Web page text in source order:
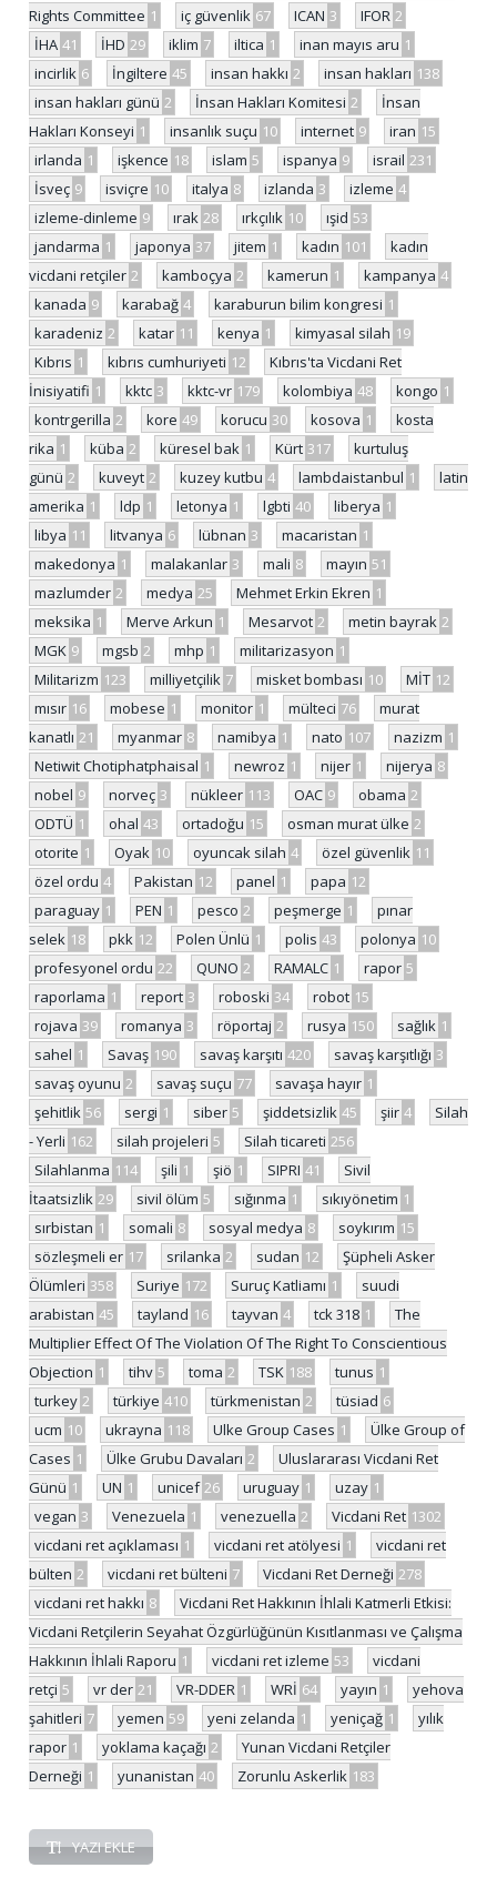
Rights Committee 1 iç güvenlik 67 ICAN 3 IFOR 2
İHA 41 İHD 29 iklim 7 iltica 1 inan mayıs aru 1
incirlik 6 İngiltere 45 insan hakkı 2 insan hakları 138
insan hakları günü 2 İnsan Hakları Komitesi 2
İnsan
Hakları Konseyi 1 insanlık suçu 10 internet 9 iran 15
irlanda 1 işkence 18 islam 5 ispanya 9 israil 231
İsveç 9 isviçre 10 italya 8 izlanda 3 izleme 4
izleme-dinleme 9 ırak 28 ırkçılık 10 ışid 53
jandarma 1 japonya 37 jitem 1 kadın 101
kadın
vicdani retçiler 2 kamboçya 2 kamerun 1 kampanya 4
kanada 9 karabağ 4 karaburun bilim kongresi 1
karadeniz 2 katar 11 kenya 1 kimyasal silah 19
Kıbrıs 1 kıbrıs cumhuriyeti 12
Kıbrıs'ta Vicdani Ret
İnisiyatifi 1 kktc 3 kktc-vr 179 kolombiya 48 kongo 1
kontrgerilla 2 kore 49 korucu 30 kosova 1
kosta
rika 1 küba 2 küresel bak 1 Kürt 317
kurtuluş
günü 2 kuveyt 2 kuzey kutbu 4 lambdaistanbul 1
latin
amerika 1 ldp 1 letonya 1 lgbti 40 liberya 1
libya 11 litvanya 6 lübnan 3 macaristan 1
makedonya 1 malakanlar 3 mali 8 mayın 51
mazlumder 2 medya 25 Mehmet Erkin Ekren 1
meksika 1 Merve Arkun 1 Mesarvot 2 metin bayrak 2
MGK 9 mgsb 2 mhp 1 militarizasyon 1
Militarizm 123 milliyetçilik 7 misket bombası 10 MİT 12
mısır 16 mobese 1 monitor 1 mülteci 76
murat
kanatlı 21 myanmar 8 namibya 1 nato 107 nazizm 1
Netiwit Chotiphatphaisal 1 newroz 1 nijer 1 nijerya 8
nobel 9 norveç 3 nükleer 113 OAC 9 obama 2
ODTÜ 1 ohal 43 ortadoğu 15 osman murat ülke 2
otorite 1 Oyak 10 oyuncak silah 4 özel güvenlik 11
özel ordu 4 Pakistan 12 panel 1 papa 12
paraguay 1 PEN 1 pesco 2 peşmerge 1
pınar
selek 18 pkk 12 Polen Ünlü 1 polis 43 polonya 10
profesyonel ordu 22 QUNO 2 RAMALC 1 rapor 5
raporlama 1 report 3 roboski 34 robot 15
rojava 39 romanya 3 röportaj 2 rusya 150 sağlık 1
sahel 1 Savaş 190 savaş karşıtı 420 savaş karşıtlığı 3
savaş oyunu 2 savaş suçu 77 savaşa hayır 1
şehitlik 56 sergi 1 siber 5 şiddetsizlik 45 şiir 4
Silah
- Yerli 162 silah projeleri 5 Silah ticareti 256
Silahlanma 114 şili 1 şiö 1 SIPRI 41
Sivil
İtaatsizlik 29 sivil ölüm 5 sığınma 1 sıkıyönetim 1
sırbistan 1 somali 8 sosyal medya 8 soykırım 15
sözleşmeli er 17 srilanka 2 sudan 12
Şüpheli Asker
Ölümleri 358 Suriye 172 Suruç Katliamı 1
suudi
arabistan 45 tayland 16 tayvan 4 tck 318 1
The
Multiplier Effect Of The Violation Of The Right To Conscientious
Objection 1 tihv 5 toma 2 TSK 188 tunus 1
turkey 2 türkiye 410 türkmenistan 2 tüsiad 6
ucm 10 ukrayna 118 Ulke Group Cases 1
Ülke Group of
Cases 1 Ülke Grubu Davaları 2
Uluslararası Vicdani Ret
Günü 1 UN 1 unicef 26 uruguay 1 uzay 1
vegan 3 Venezuela 1 venezuella 2 Vicdani Ret 1302
vicdani ret açıklaması 1 vicdani ret atölyesi 1
vicdani ret
bülten 2 vicdani ret bülteni 7 Vicdani Ret Derneği 278
vicdani ret hakkı 8
Vicdani Ret Hakkının İhlali Katmerli Etkisi:
Vicdani Retçilerin Seyahat Özgürlüğünün Kısıtlanması ve Çalışma
Hakkının İhlali Raporu 1 vicdani ret izleme 53
vicdani
retçi 5 vr der 21 VR-DDER 1 WRİ 64 yayın 1
yehova
şahitleri 7 yemen 59 yeni zelanda 1 yeniçağ 1
yılık
rapor 1 yoklama kaçağı 2
Yunan Vicdani Retçiler
Derneği 1 yunanistan 40 Zorunlu Askerlik 183
YAZI EKLE